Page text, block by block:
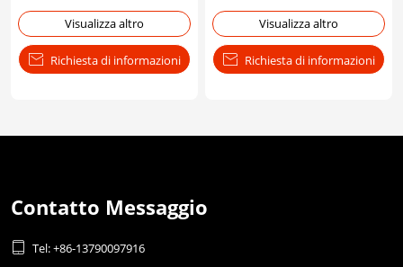
Visualizza altro
 Richiesta di informazioni
Visualizza altro
 Richiesta di informazioni
Contatto Messaggio
 Tel: +86-13790097916